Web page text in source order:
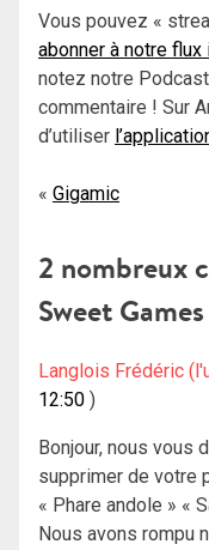
Vous pouvez «
abonner à notre flux
notez notre
commentaire ! Sur
d’utiliser
Navigation
l’article
Gigamic
2 nombreux
Sweet Games
Langlois Frédéric
12:50
Bonjour, nous vous
supprimer de votre
« Phare andole » «
Nous avons rompu